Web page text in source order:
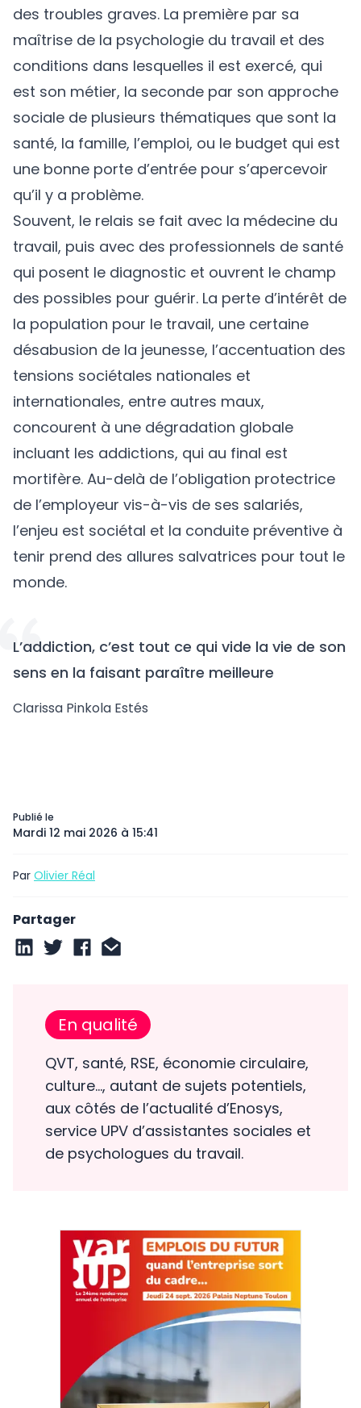
Publié le
Mardi 12 mai 2026 à 15:41
Par Olivier Réal
Partager
des troubles graves. La première par sa
maîtrise de la psychologie du travail et des
conditions dans lesquelles il est exercé, qui
est son métier, la seconde par son approche
sociale de plusieurs thématiques que sont la
santé, la famille, l’emploi, ou le budget qui est
une bonne porte d’entrée pour s’apercevoir
qu’il y a problème.
Souvent, le relais se fait avec la médecine du
travail, puis avec des professionnels de santé
qui posent le diagnostic et ouvrent le champ
des possibles pour guérir. La perte d’intérêt de
la population pour le travail, une certaine
désabusion de la jeunesse, l’accentuation des
tensions sociétales nationales et
internationales, entre autres maux,
concourent à une dégradation globale
incluant les addictions, qui au final est
mortifère. Au-delà de l’obligation protectrice
de l’employeur vis-à-vis de ses salariés,
l’enjeu est sociétal et la conduite préventive à
tenir prend des allures salvatrices pour tout le
monde.
L’addiction, c’est tout ce qui vide la vie de son
sens en la faisant paraître meilleure
Clarissa Pinkola Estés
En qualité
QVT, santé, RSE, économie circulaire,
culture…, autant de sujets potentiels,
aux côtés de l’actualité d’Enosys,
service UPV d’assistantes sociales et
de psychologues du travail.